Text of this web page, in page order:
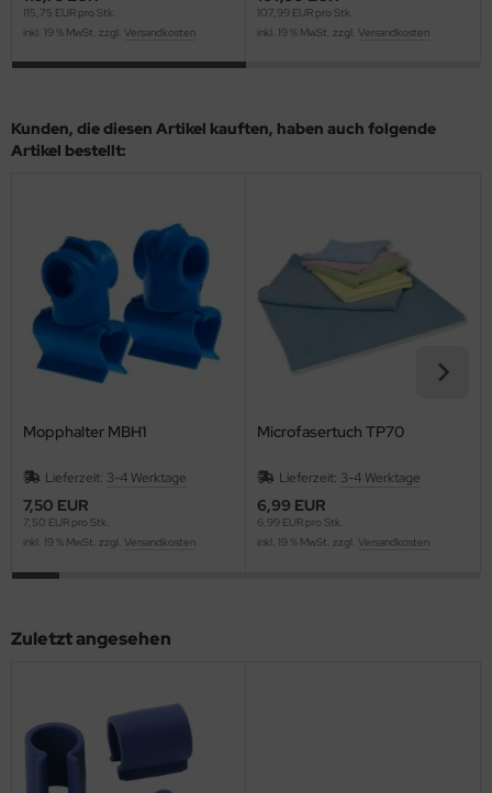
115,75 EUR pro Stk.
inkl. 19 % MwSt. zzgl. Versandkosten
107,99 EUR pro Stk.
inkl. 19 % MwSt. zzgl. Versandkosten
Kunden, die diesen Artikel kauften, haben auch folgende
Artikel bestellt:
Mopphalter MBH1
Lieferzeit: 3-4 Werktage
7,50 EUR
7,50 EUR pro Stk.
inkl. 19 % MwSt. zzgl. Versandkosten
Microfasertuch TP70
Lieferzeit: 3-4 Werktage
6,99 EUR
6,99 EUR pro Stk.
inkl. 19 % MwSt. zzgl. Versandkosten
Zuletzt angesehen